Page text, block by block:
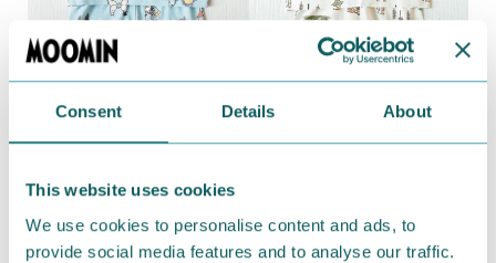
Consent Details About
This website uses cookies
We use cookies to personalise content and ads, to
provide social media features and to analyse our traffic.
ムーミン 総柄パジャマ
サイズ：80,90,100cm
カラー：サックス,アイボリー